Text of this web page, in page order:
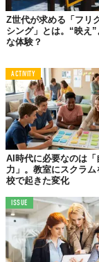
Z世代が求める「フリ
シング」とは。“映え
な体験？
ACTIVITY
AI時代に必要なのは「
力」。教室にスクラ
校で起きた変化
ISSUE